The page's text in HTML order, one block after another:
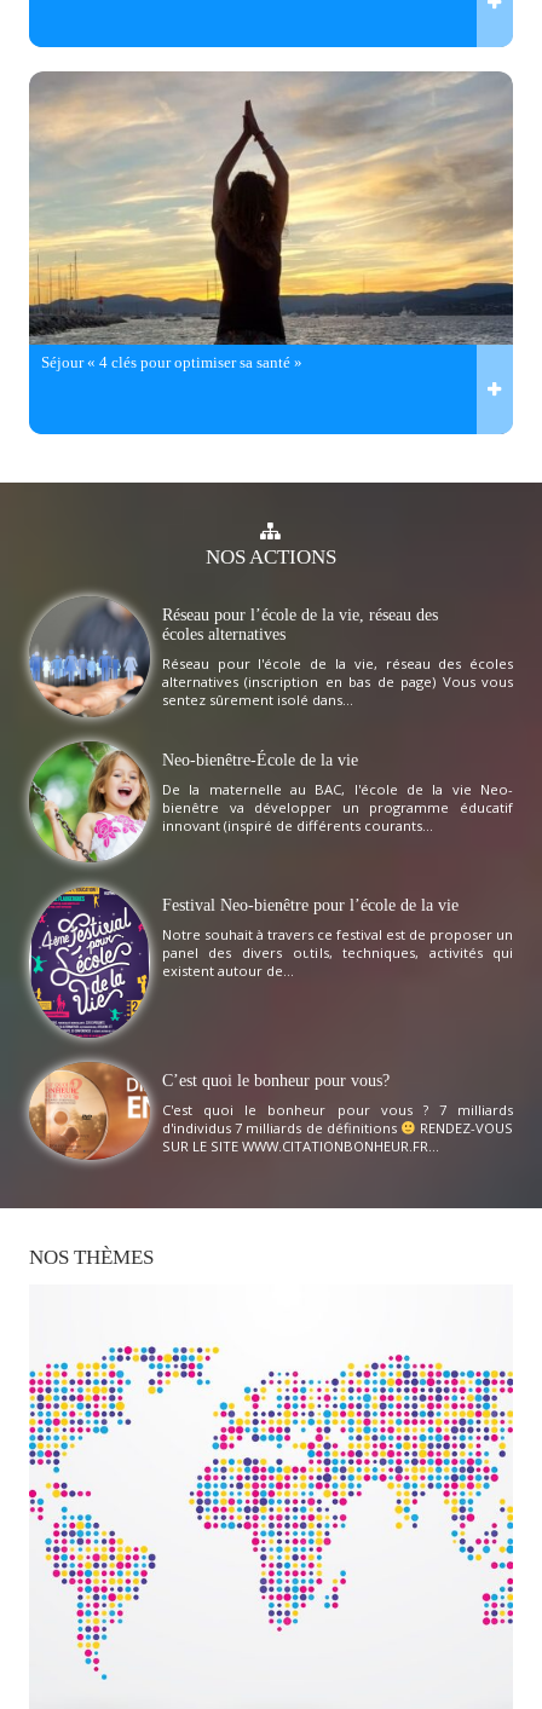
Séjour « 4 clés pour optimiser sa santé »
NOSACTIONS
Réseau pour l’école de la vie, réseau des
écoles alternatives
Réseau pour l'école de la vie, réseau des écoles
alternatives (inscription en bas de page) Vous vous
sentez sûrement isolé dans...
Neo-bienêtre-École de la vie
De la maternelle au BAC, l'école de la vie Neo-
bienêtre va développer un programme éducatif
innovant (inspiré de différents courants...
Festival Neo-bienêtre pour l’école de la vie
Notre souhait à travers ce festival est de proposer un
panel des divers outils, techniques, activités qui
existent autour de...
C’est quoi le bonheur pour vous?
C'est quoi le bonheur pour vous ? 7 milliards
d'individus 7 milliards de définitions
RENDEZ-VOUS
SUR LE SITE WWW.CITATIONBONHEUR.FR...
NOS THÈMES